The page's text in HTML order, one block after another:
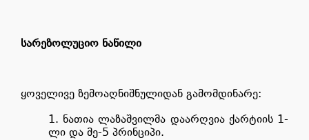
სარეზოლუციო ნაწილი
ყოველივე ზემოაღნიშნულიდან გამომდინარე:
ნათია ლაზაშვილმა დაარღვია ქარტიის 1-
ლი და მე-5 პრინციპი.